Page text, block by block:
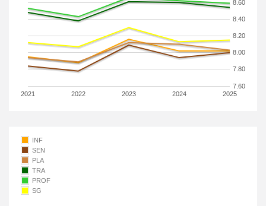
2021 2022 2023 2024 2025
7.60
7.80
8.00
8.20
8.40
8.60
INF
SEN
PLA
TRA
PROF
SG